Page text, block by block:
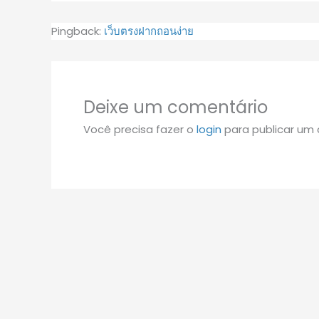
Pingback: เว็บตรงฝากถอนง่าย
Deixe um comentário
Você precisa fazer o login para publicar um